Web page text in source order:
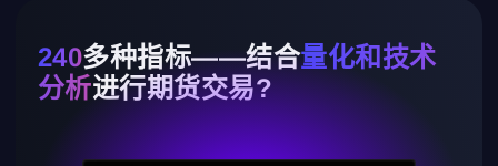
240多种指标——结合量化和技术
分析进行期货交易?